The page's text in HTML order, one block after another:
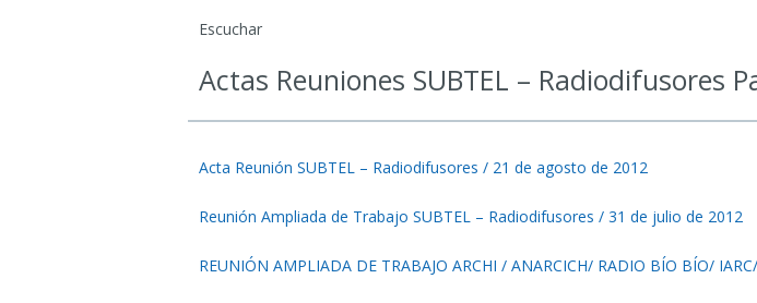
Escuchar
Actas Reuniones SUBTEL – Radiodifusores
Acta Reunión SUBTEL – Radiodifusores / 21 de agosto de 2012
Reunión Ampliada de Trabajo SUBTEL – Radiodifusores / 31 de julio de 2012
REUNIÓN AMPLIADA DE TRABAJO ARCHI / ANARCICH/ RADIO BÍO BÍO/